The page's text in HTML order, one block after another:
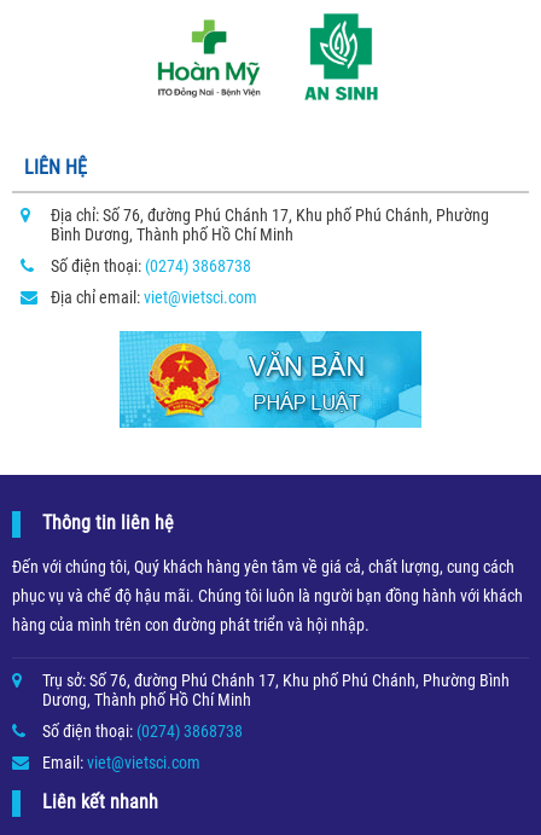
LIÊN HỆ
Địa chỉ: Số 76, đường Phú Chánh 17, Khu phố Phú Chánh, Phường
Bình Dương, Thành phố Hồ Chí Minh
Số điện thoại: (0274) 3868738
Địa chỉ email:viet@vietsci.com
Thông tin liên hệ
Đến với chúng tôi, Quý khách hàng yên tâm về giá cả, chất lượng, cung cách
phục vụ và chế độ hậu mãi. Chúng tôi luôn là người bạn đồng hành với khách
hàng của mình trên con đường phát triển và hội nhập.
Trụ sở: Số 76, đường Phú Chánh 17, Khu phố Phú Chánh, Phường Bình
Dương, Thành phố Hồ Chí Minh
Số điện thoại: (0274) 3868738
Email:viet@vietsci.com
Liên kết nhanh